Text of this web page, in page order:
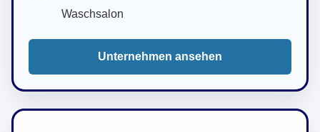
Waschsalon
Unternehmen ansehen